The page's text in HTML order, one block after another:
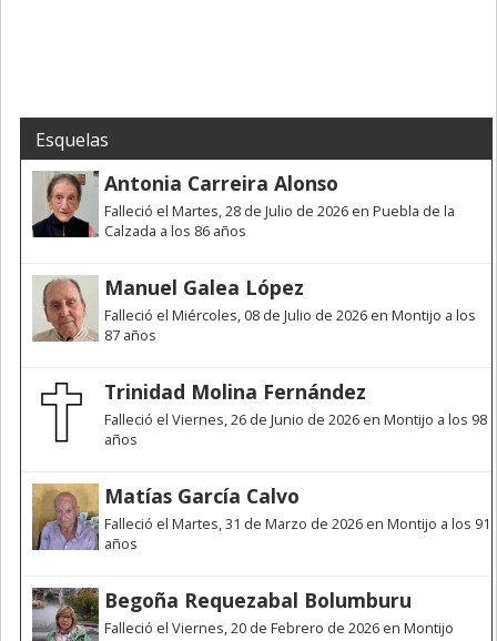
Esquelas
Antonia Carreira Alonso
Falleció el Martes, 28 de Julio de 2026 en Puebla de la
Calzada a los 86 años
Manuel Galea López
Falleció el Miércoles, 08 de Julio de 2026 en Montijo a los
87 años
Trinidad Molina Fernández
Falleció el Viernes, 26 de Junio de 2026 en Montijo a los 98
años
Matías García Calvo
Falleció el Martes, 31 de Marzo de 2026 en Montijo a los 91
años
Begoña Requezabal Bolumburu
Falleció el Viernes, 20 de Febrero de 2026 en Montijo